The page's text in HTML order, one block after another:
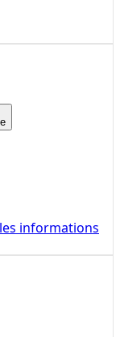
informations